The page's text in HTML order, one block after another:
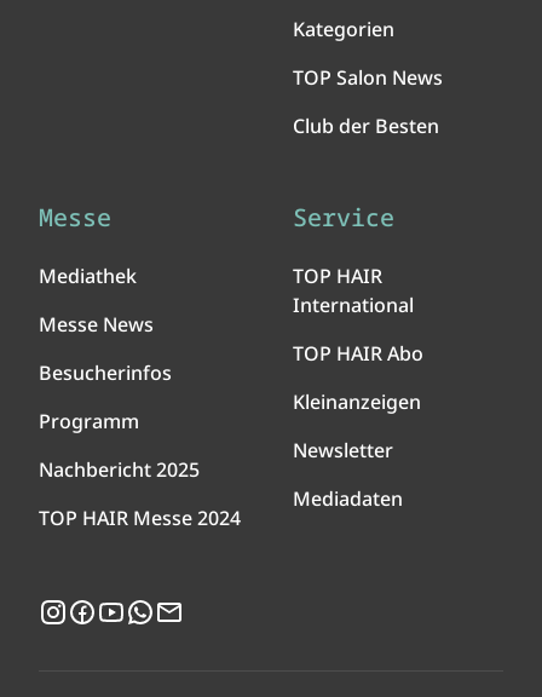
Kategorien
TOP Salon News
Club der Besten
Messe
Mediathek
Messe News
Besucherinfos
Programm
Nachbericht 2025
TOP HAIR Messe 2024
Service
TOP HAIR
International
TOP HAIR Abo
Kleinanzeigen
Newsletter
Mediadaten
Instagram
Facebook
YouTubeWhatsApp